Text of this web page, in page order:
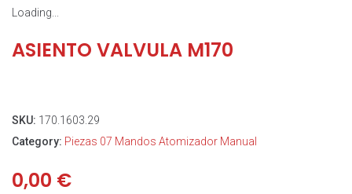
Loading...
ASIENTO VALVULA M170
SKU: 170.1603.29
Category: Piezas 07 Mandos Atomizador Manual
0,00 €